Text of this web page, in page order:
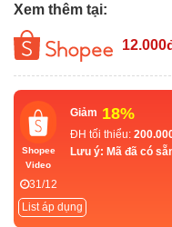
Xem thêm tại:
12.000
Shopee
Video
31/12
Giảm 18%
ĐH tối thiểu:
Lưu ý: Mã đã có
List áp dụng